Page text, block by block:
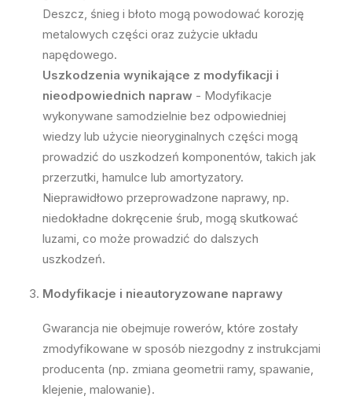
Deszcz, śnieg i błoto mogą powodować korozję
metalowych części oraz zużycie układu
napędowego.
Uszkodzenia wynikające z modyfikacji i
nieodpowiednich napraw - Modyfikacje
wykonywane samodzielnie bez odpowiedniej
wiedzy lub użycie nieoryginalnych części mogą
prowadzić do uszkodzeń komponentów, takich jak
przerzutki, hamulce lub amortyzatory.
Nieprawidłowo przeprowadzone naprawy, np.
niedokładne dokręcenie śrub, mogą skutkować
luzami, co może prowadzić do dalszych
uszkodzeń.
Modyfikacje i nieautoryzowane naprawy
Gwarancja nie obejmuje rowerów, które zostały
zmodyfikowane w sposób niezgodny z instrukcjami
producenta (np. zmiana geometrii ramy, spawanie,
klejenie, malowanie).